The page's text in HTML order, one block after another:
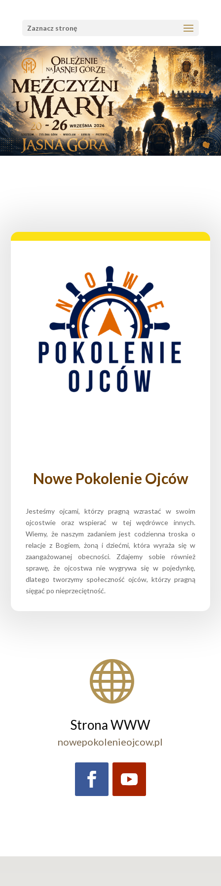
Zaznacz stronę
Nowe Pokolenie Ojców
Jesteśmy ojcami, którzy pragną wzrastać w swoim
ojcostwie oraz wspierać w tej wędrówce innych.
Wiemy, że naszym zadaniem jest codzienna troska o
relacje z Bogiem, żoną i dziećmi, która wyraża się w
zaangażowanej obecności. Zdajemy sobie również
sprawę, że ojcostwa nie wygrywa się w pojedynkę,
dlatego tworzymy społeczność ojców, którzy pragną
sięgać po nieprzeciętność.

Strona WWW
nowepokolenieojcow.pl